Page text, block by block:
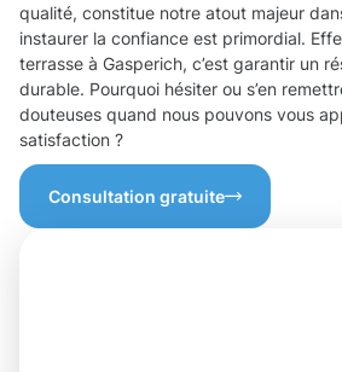
qualité, constitue notre atout majeur
instaurer la confiance est primordial.
terrasse à Gasperich, c’est garantir un
durable. Pourquoi hésiter ou s’en
douteuses quand nous pouvons vous
satisfaction ?
Consultation gratuite